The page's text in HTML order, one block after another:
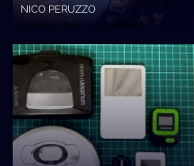
NICO PERUZZO
No Toquen Nada • 08/10/2024